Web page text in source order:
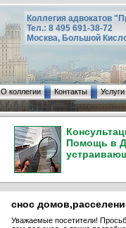
Коллегия адвокатов
Тел.: 8 495 691-38-72
Москва, Большой
О коллегии Контакты
Помощь в
снос
Уважаемые посетители!